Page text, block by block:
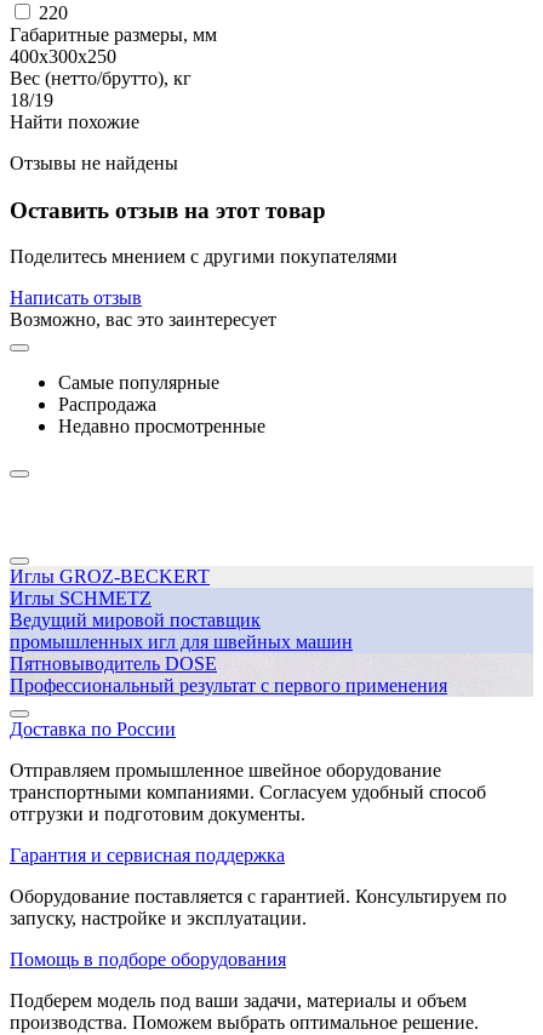
220
Габаритные размеры, мм
400х300х250
Вес (нетто/брутто), кг
18/19
Найти похожие
Отзывы не найдены
Оставить отзыв на этот товар
Поделитесь мнением с другими покупателями
Написать отзыв
Возможно, вас это заинтересует
Самые популярные
Распродажа
Недавно просмотренные
Иглы GROZ-BECKERT
Иглы SCHMETZ
Ведущий мировой поставщик
промышленных игл для швейных машин
Пятновыводитель DOSE
Профессиональный результат с первого применения
Доставка по России
Отправляем промышленное швейное оборудование
транспортными компаниями. Согласуем удобный способ
отгрузки и подготовим документы.
Гарантия и сервисная поддержка
Оборудование поставляется с гарантией. Консультируем по
запуску, настройке и эксплуатации.
Помощь в подборе оборудования
Подберем модель под ваши задачи, материалы и объем
производства. Поможем выбрать оптимальное решение.